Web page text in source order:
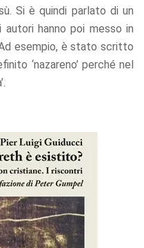
Si è quindi parlato di un
autori hanno poi messo in
esempio, è stato scritto
‘nazareno’ perché nel